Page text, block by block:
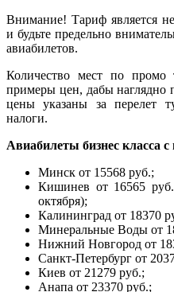
Внимание! Тариф является
и будьте предельно
авиабилетов.
Количество мест по промо
примеры цен, дабы наглядно
цены указаны за перелет
налоги.
Авиабилеты бизнес класса
Минск от 15568 руб.;
Кишинев от 16565
октября);
Калининград от 18370
Минеральные Воды от
Нижний Новгород от
Санкт-Петербург от
Киев от 21279 руб.;
Анапа от 23370 руб.;